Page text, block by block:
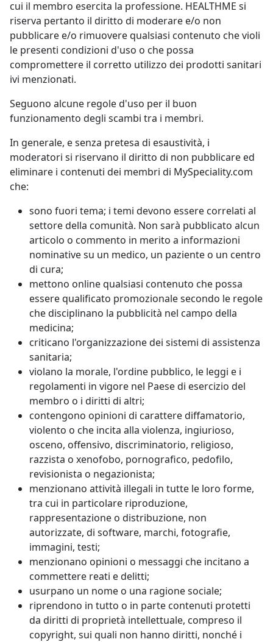
cui il membro esercita la professione. HEALTHME si
riserva pertanto il diritto di moderare e/o non
pubblicare e/o rimuovere qualsiasi contenuto che violi
le presenti condizioni d'uso o che possa
compromettere il corretto utilizzo dei prodotti sanitari
ivi menzionati.
Seguono alcune regole d'uso per il buon
funzionamento degli scambi tra i membri.
In generale, e senza pretesa di esaustività, i
moderatori si riservano il diritto di non pubblicare ed
eliminare i contenuti dei membri di MySpeciality.com
che:
sono fuori tema; i temi devono essere correlati al
settore della comunità. Non sarà pubblicato alcun
articolo o commento in merito a informazioni
nominative su un medico, un paziente o un centro
di cura;
mettono online qualsiasi contenuto che possa
essere qualificato promozionale secondo le regole
che disciplinano la pubblicità nel campo della
medicina;
criticano l'organizzazione dei sistemi di assistenza
sanitaria;
violano la morale, l'ordine pubblico, le leggi e i
regolamenti in vigore nel Paese di esercizio del
membro o i diritti di altri;
contengono opinioni di carattere diffamatorio,
violento o che incita alla violenza, ingiurioso,
osceno, offensivo, discriminatorio, religioso,
razzista o xenofobo, pornografico, pedofilo,
revisionista o negazionista;
menzionano attività illegali in tutte le loro forme,
tra cui in particolare riproduzione,
rappresentazione o distribuzione, non
autorizzate, di software, marchi, fotografie,
immagini, testi;
menzionano opinioni o messaggi che incitano a
commettere reati e delitti;
usurpano un nome o una ragione sociale;
riprendono in tutto o in parte contenuti protetti
da diritti di proprietà intellettuale, compreso il
copyright, sui quali non hanno diritti, nonché i